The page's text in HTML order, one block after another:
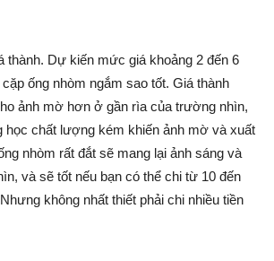
thành. Dự kiến mức giá khoảng 2 đến 6
ống nhòm ngắm sao tốt. Giá thành
ảnh mờ hơn ở gần rìa của trường nhìn,
học chất lượng kém khiến ảnh mờ và xuất
nhòm rất đắt sẽ mang lại ảnh sáng và
và sẽ tốt nếu bạn có thể chi từ 10 đến
không nhất thiết phải chi nhiều tiền